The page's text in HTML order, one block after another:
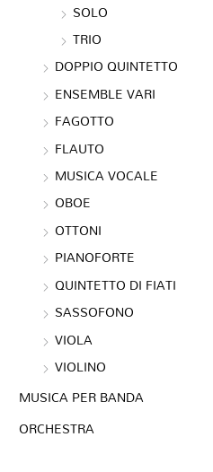
SOLO
TRIO
DOPPIO QUINTETTO
ENSEMBLE VARI
FAGOTTO
FLAUTO
MUSICA VOCALE
OBOE
OTTONI
PIANOFORTE
QUINTETTO DI FIATI
SASSOFONO
VIOLA
VIOLINO
MUSICA PER BANDA
ORCHESTRA